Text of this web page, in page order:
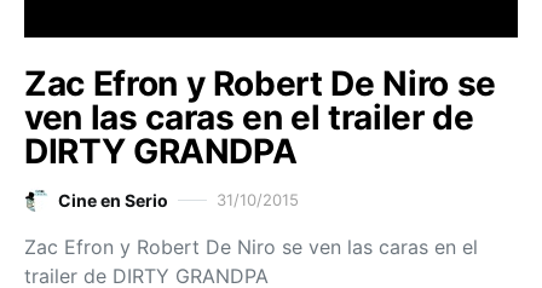
Zac Efron y Robert De Niro se
ven las caras en el trailer de
DIRTY GRANDPA
Cine en Serio 31/10/2015
Zac Efron y Robert De Niro se ven las caras en el
trailer de DIRTY GRANDPA